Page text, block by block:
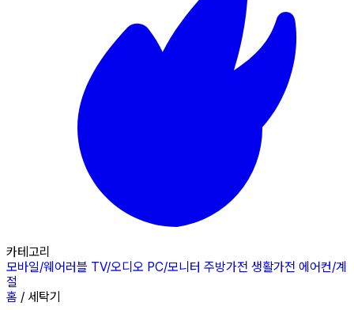
카테고리
모바일/웨어러블 TV/오디오 PC/모니터 주방가전 생활가전 에어컨/계
절
홈 / 세탁기